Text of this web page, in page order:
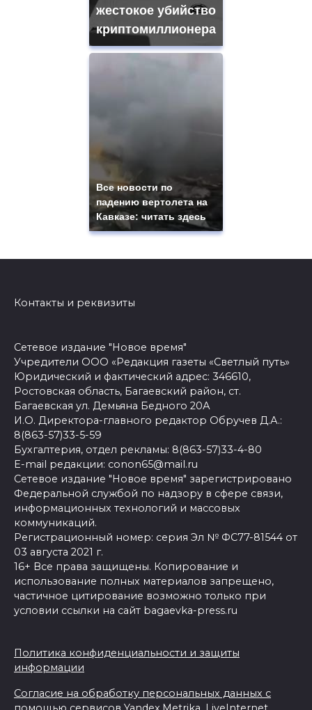
жестокое убийство
криптомиллионера
Все новости по
падению вертолета на
Кавказе: читать здесь
Контакты и реквизиты
Сетевое издание "Новое время"
Учредители ООО «Редакция газеты «Светлый путь»
Юридический и фактический адрес: 346610,
Ростовская область, Багаевский район, ст.
Багаевская ул. Демьяна Бедного 20А
И.О. Директора-главного редактор Обручев Д.А.:
8(863-57)33-5-59
Бухгалтерия, отдел рекламы: 8(863-57)33-4-80
E-mail редакции: conon65@mail.ru
Сетевое издание "Новое время" зарегистрировано
Федеральной службой по надзору в сфере связи,
информационных технологий и массовых
коммуникаций.
Регистрационный номер: серия Эл № ФС77-81544 от
03 августа 2021 г.
16+ Все права защищены. Копирование и
использование полных материалов запрещено,
частичное цитирование возможно только при
условии ссылки на сайт bagaevka-press.ru
Политика конфиденциальности и защиты
информации
Согласие на обработку персональных данных с